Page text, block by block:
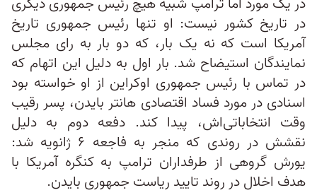
در تاریخ کشور نیست: او تنها رئیس جمهوری تاریخ
آمریکا است که نه یک بار، که دو بار به رای مجلس
نمایندگان استیضاح شد. بار اول به دلیل این اتهام که
در تماس با رئیس‌ جمهوری اوکراین از او خواسته بود
اسنادی در مورد فساد اقتصادی هانتر بایدن، پسر رقیب
وقت انتخاباتی‌اش، پیدا کند. دفعه دوم به دلیل
نقشش در روندی که منجر به فاجعه ۶ ژانویه شد:
یورش گروهی از طرفداران ترامپ به کنگره آمریکا با
هدف اخلال در روند تایید ریاست ‌جمهوری بایدن.